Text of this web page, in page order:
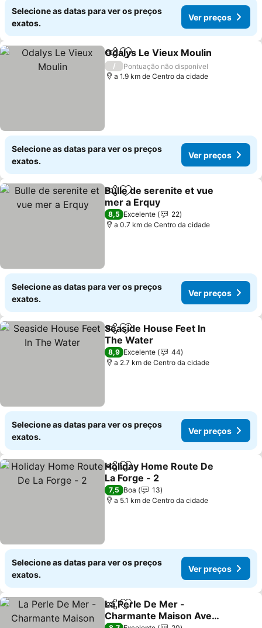
Selecione as datas para ver os preços
exatos.
Ver preços
PartilharAdicionar aos favoritos
Odalys Le Vieux Moulin
/
Pontuação não disponível
a 1.9 km de Centro da cidade
Selecione as datas para ver os preços
exatos.
Ver preços
PartilharAdicionar aos favoritos
Bulle de serenite et vue
mer a Erquy
8,5 Excelente
22
a 0.7 km de Centro da cidade
Selecione as datas para ver os preços
exatos.
Ver preços
PartilharAdicionar aos favoritos
Seaside House Feet In
The Water
8,9 Excelente
44
a 2.7 km de Centro da cidade
Selecione as datas para ver os preços
exatos.
Ver preços
PartilharAdicionar aos favoritos
Holiday Home Route De
La Forge - 2
7,5 Boa
13
a 5.1 km de Centro da cidade
Selecione as datas para ver os preços
exatos.
Ver preços
PartilharAdicionar aos favoritos
La Perle De Mer -
Charmante Maison Avec